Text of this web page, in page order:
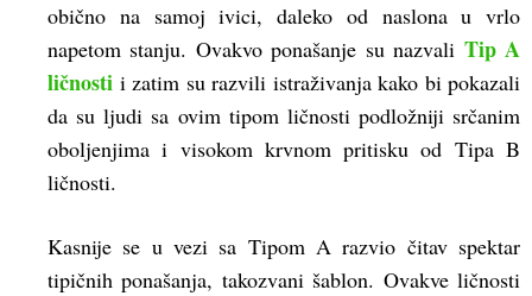
obično na samoj ivici, daleko od naslona u vrlo
napetom stanju. Ovakvo ponašanje su nazvali Tip A
ličnosti i zatim su razvili istraživanja kako bi pokazali
da su ljudi sa ovim tipom ličnosti podložniji srčanim
oboljenjima i visokom krvnom pritisku od Tipa B
ličnosti.
Kasnije se u vezi sa Tipom A razvio čitav spektar
tipičnih ponašanja, takozvani šablon. Ovakve ličnosti